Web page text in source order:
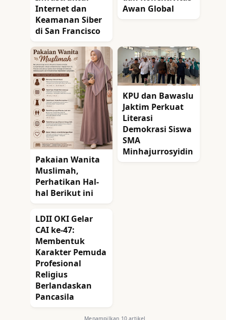
Internet dan
Keamanan Siber
di San Francisco
Awan Global
Pakaian Wanita
Muslimah,
Perhatikan Hal-
hal Berikut ini
KPU dan Bawaslu
Jaktim Perkuat
Literasi
Demokrasi Siswa
SMA
Minhajurrosyidin
LDII OKI Gelar
CAI ke-47:
Membentuk
Karakter Pemuda
Profesional
Religius
Berlandaskan
Pancasila